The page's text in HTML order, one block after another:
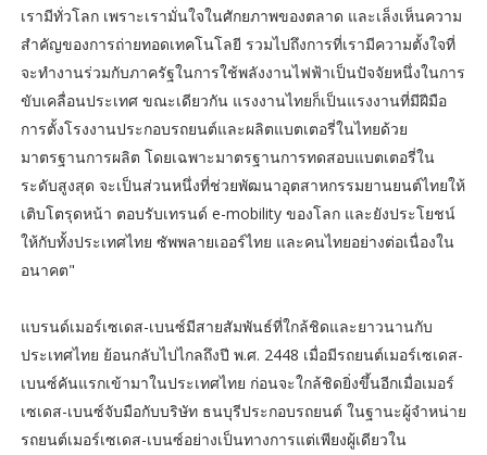
เรามีทั่วโลก เพราะเรามั่นใจในศักยภาพของตลาด และเล็งเห็นความ
สำคัญของการถ่ายทอดเทคโนโลยี รวมไปถึงการที่เรามีความตั้งใจที่
จะทำงานร่วมกับภาครัฐในการใช้พลังงานไฟฟ้าเป็นปัจจัยหนึ่งในการ
ขับเคลื่อนประเทศ ขณะเดียวกัน แรงงานไทยก็เป็นแรงงานที่มีฝีมือ
การตั้งโรงงานประกอบรถยนต์และผลิตแบตเตอรี่ในไทยด้วย
มาตรฐานการผลิต โดยเฉพาะมาตรฐานการทดสอบแบตเตอรี่ใน
ระดับสูงสุด จะเป็นส่วนหนึ่งที่ช่วยพัฒนาอุตสาหกรรมยานยนต์ไทยให้
เติบโตรุดหน้า ตอบรับเทรนด์ e-mobility ของโลก และยังประโยชน์
ให้กับทั้งประเทศไทย ซัพพลายเออร์ไทย และคนไทยอย่างต่อเนื่องใน
อนาคต"
แบรนด์เมอร์เซเดส-เบนซ์มีสายสัมพันธ์ที่ใกล้ชิดและยาวนานกับ
ประเทศไทย ย้อนกลับไปไกลถึงปี พ.ศ. 2448 เมื่อมีรถยนต์เมอร์เซเดส-
เบนซ์คันแรกเข้ามาในประเทศไทย ก่อนจะใกล้ชิดยิ่งขึ้นอีกเมื่อเมอร์
เซเดส-เบนซ์จับมือกับบริษัท ธนบุรีประกอบรถยนต์ ในฐานะผู้จำหน่าย
รถยนต์เมอร์เซเดส-เบนซ์อย่างเป็นทางการแต่เพียงผู้เดียวใน